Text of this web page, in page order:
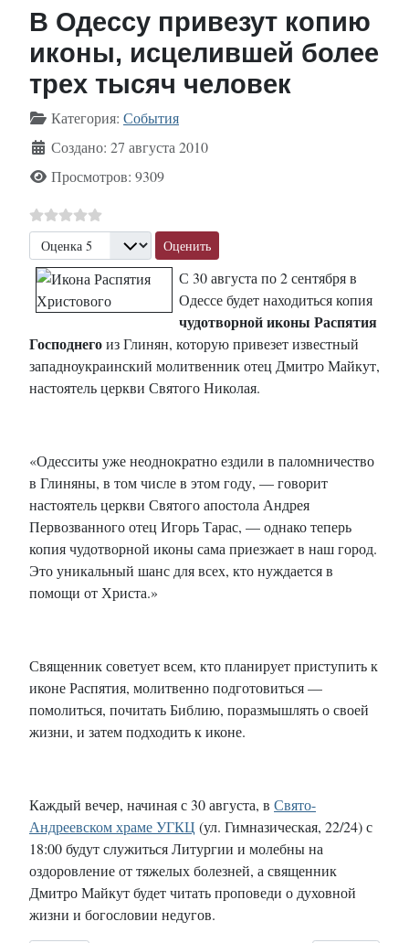
В Одессу привезут копию
иконы, исцелившей более
трех тысяч человек
Информация о материале
Категория: События
Создано: 27 августа 2010
Просмотров: 9309
Пожалуйста, оцените
С 30 августа по 2 сентября в
Одессе будет находиться копия
чудотворной иконы Распятия
Господнегоиз Глинян, которую привезет известный
западноукраинский молитвенник отец Дмитро Майкут,
настоятель церкви Святого Николая.
«Одесситы уже неоднократно ездили в паломничество
в Глиняны, в том числе в этом году, — говорит
настоятель церкви Святого апостола Андрея
Первозванного отец Игорь Тарас, — однако теперь
копия чудотворной иконы сама приезжает в наш город.
Это уникальный шанс для всех, кто нуждается в
помощи от Христа.»
Священник советует всем, кто планирует приступить к
иконе Распятия, молитвенно подготовиться —
помолиться, почитать Библию, поразмышлять о своей
жизни, и затем подходить к иконе.
Каждый вечер, начиная с 30 августа, в Свято-
Андреевском храме УГКЦ (ул. Гимназическая, 22/24) с
18:00 будут служиться Литургии и молебны на
оздоровление от тяжелых болезней, а священник
Дмитро Майкут будет читать проповеди о духовной
жизни и богословии недугов.